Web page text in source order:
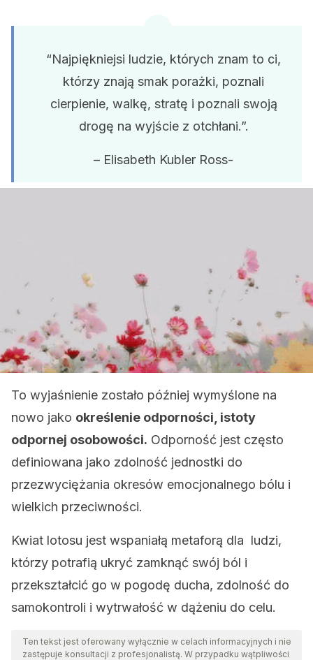
“Najpiękniejsi ludzie, których znam to ci,
którzy znają smak porażki, poznali
cierpienie, walkę, stratę i poznali swoją
drogę na wyjście z otchłani.”.
– Elisabeth Kubler Ross-
To wyjaśnienie zostało później wymyślone na
nowo jako określenie odporności, istoty
odpornej osobowości. Odporność jest często
definiowana jako zdolność jednostki do
przezwyciężania okresów emocjonalnego bólu i
wielkich przeciwności.
Kwiat lotosu jest wspaniałą metaforą dla ludzi,
którzy potrafią ukryć zamknąć swój ból i
przekształcić go w pogodę ducha, zdolność do
samokontroli i wytrwałość w dążeniu do celu.
Ten tekst jest oferowany wyłącznie w celach informacyjnych i nie
zastępuje konsultacji z profesjonalistą. W przypadku wątpliwości